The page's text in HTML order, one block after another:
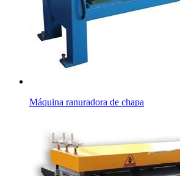
Máquina ranuradora de chapa